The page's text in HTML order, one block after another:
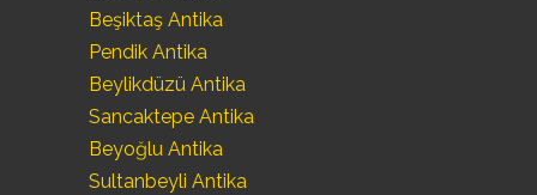
Beşiktaş Antika
Pendik Antika
Beylikdüzü Antika
Sancaktepe Antika
Beyoğlu Antika
Sultanbeyli Antika